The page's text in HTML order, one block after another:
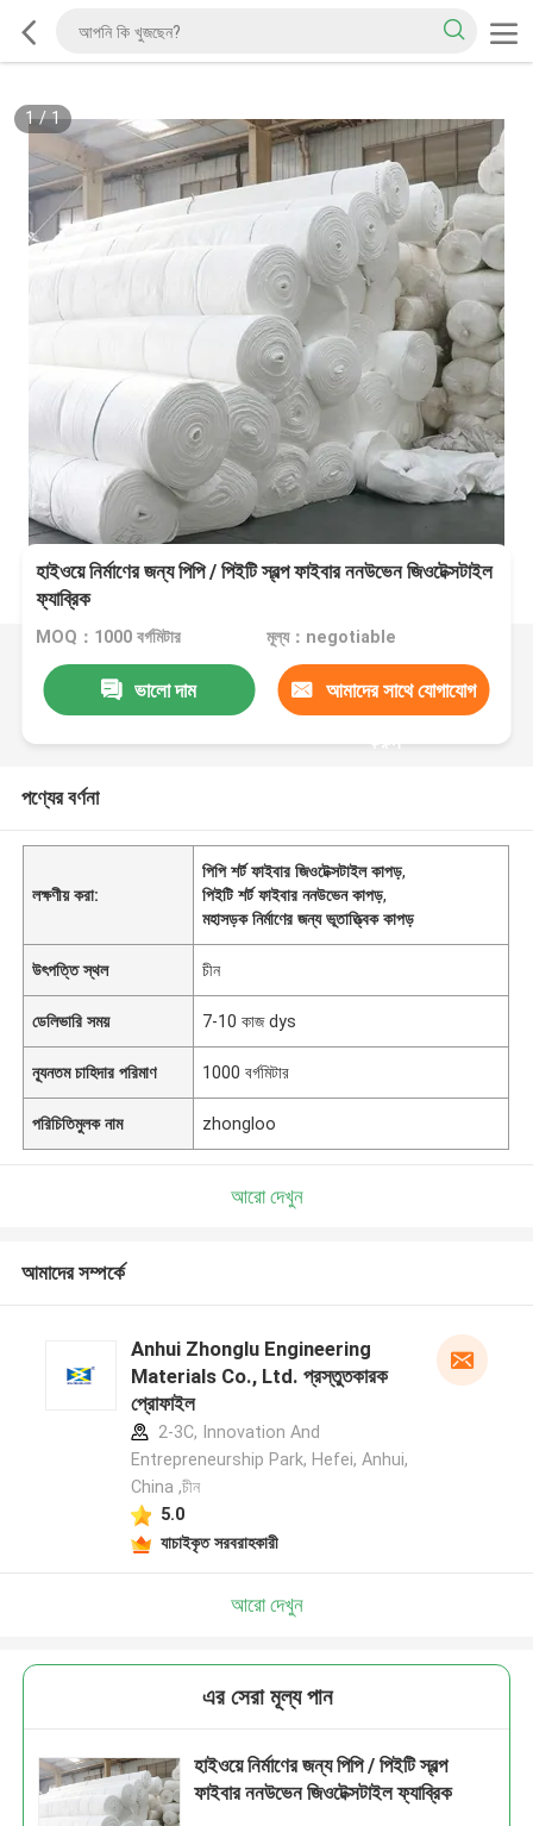
1/1
হাইওয়ে নির্মাণের জন্য পিপি / পিইটি স্বল্প ফাইবার ননউভেন জিওটেক্সটাইল
ফ্যাব্রিক
MOQ：1000 বর্গমিটার মূল্য：negotiable
ভালো দাম আমাদের সাথে যোগাযোগ
করুন
পণ্যের বর্ণনা
লক্ষণীয় করা:
পিপি শর্ট ফাইবার জিওটেক্সটাইল কাপড়,
পিইটি শর্ট ফাইবার ননউভেন কাপড়,
মহাসড়ক নির্মাণের জন্য ভূতাত্ত্বিক কাপড়
উৎপত্তি স্থল চীন
ডেলিভারি সময় 7-10 কাজ dys
ন্যূনতম চাহিদার পরিমাণ 1000 বর্গমিটার
পরিচিতিমুলক নাম zhongloo
আরো দেখুন
আমাদের সম্পর্কে
Anhui Zhonglu Engineering
Materials Co., Ltd. প্রস্তুতকারক
প্রোফাইল
2-3C, Innovation And
Entrepreneurship Park, Hefei, Anhui,
China ,চীন
5.0
যাচাইকৃত সরবরাহকারী
আরো দেখুন
এর সেরা মূল্য পান
হাইওয়ে নির্মাণের জন্য পিপি / পিইটি স্বল্প
ফাইবার ননউভেন জিওটেক্সটাইল ফ্যাব্রিক